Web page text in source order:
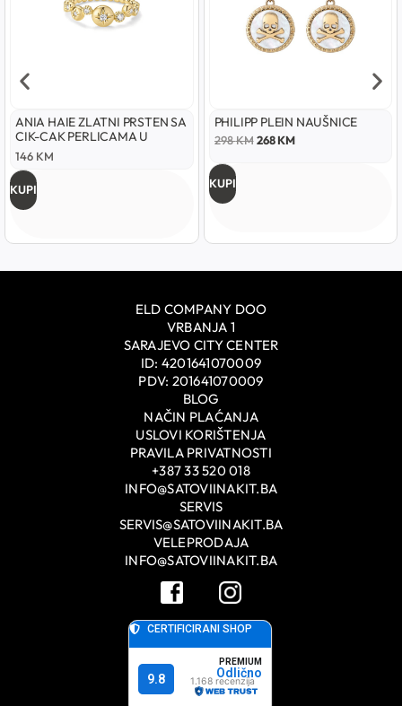
ANIA HAIE ZLATNI PRSTEN SA
CIK-CAK PERLICAMA U
OBLIKU ZVIJEZDE
146 KM
KUPI
PHILIPP PLEIN NAUŠNICE
298KM 268KM
KUPI
ELD COMPANY DOO
VRBANJA 1
SARAJEVO CITY CENTER
ID: 4201641070009
PDV: 201641070009
BLOG
NAČIN PLAĆANJA
USLOVI KORIŠTENJA
PRAVILA PRIVATNOSTI
+387 33 520 018
INFO@SATOVIINAKIT.BA
SERVIS
SERVIS@SATOVIINAKIT.BA
VELEPRODAJA
INFO@SATOVIINAKIT.BA